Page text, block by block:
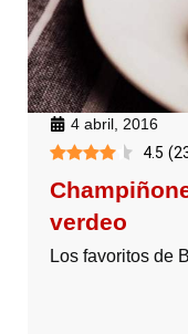
4 abril, 2016
4.5 (
verdeo
Los favoritos de